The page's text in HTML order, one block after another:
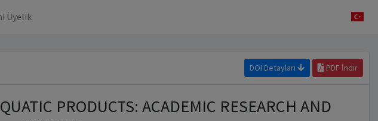
Üyelik
DOI Detayları PDF İndir
PRODUCTS: ACADEMIC RESEARCH AND